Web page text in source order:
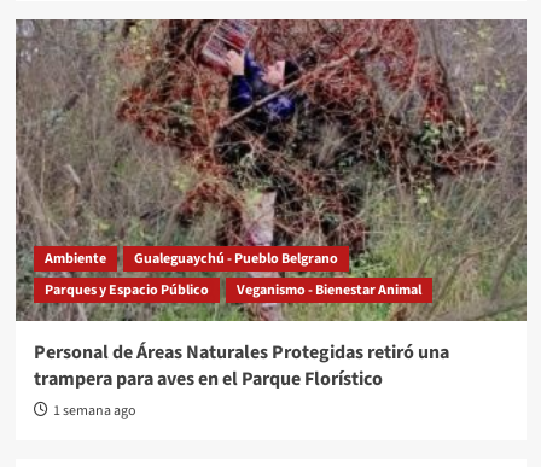
Ambiente
Gualeguaychú - Pueblo Belgrano
Parques y Espacio Público
Veganismo - Bienestar Animal
Personal de Áreas Naturales Protegidas retiró una
trampera para aves en el Parque Florístico
1 semana ago